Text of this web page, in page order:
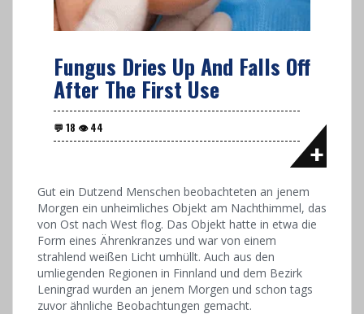
Fungus Dries Up And Falls Off
After The First Use
Gut ein Dutzend Menschen beobachteten an jenem
Morgen ein unheimliches Objekt am Nachthimmel, das
von Ost nach West flog. Das Objekt hatte in etwa die
Form eines Ährenkranzes und war von einem
strahlend weißen Licht umhüllt. Auch aus den
umliegenden Regionen in Finnland und dem Bezirk
Leningrad wurden an jenem Morgen und schon tags
zuvor ähnliche Beobachtungen gemacht.